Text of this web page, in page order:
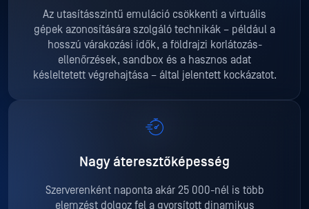
Az utasításszintű emuláció csökkenti a virtuális
gépek azonosítására szolgáló technikák – például a
hosszú várakozási idők, a földrajzi korlátozás-
ellenőrzések, sandbox és a hasznos adat
késleltetett végrehajtása – által jelentett kockázatot.
Nagy áteresztőképesség
Szerverenként naponta akár 25 000-nél is több
elemzést dolgoz fel a gyorsított dinamikus